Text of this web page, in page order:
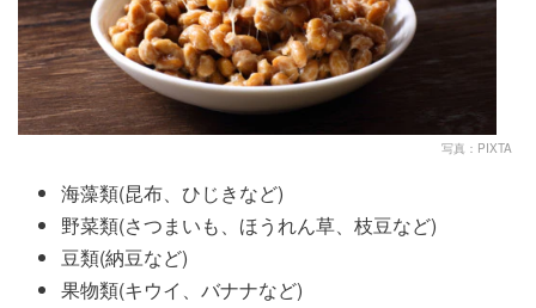
写真：PIXTA
海藻類(昆布、ひじきなど)
野菜類(さつまいも、ほうれん草、枝豆など)
豆類(納豆など)
果物類(キウイ、バナナなど)